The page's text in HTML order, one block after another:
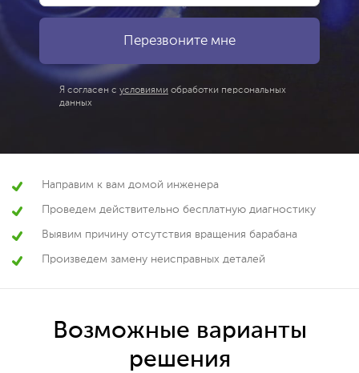
Я согласен с условиями обработки персональных
данных
Направим к вам домой инженера
Проведем действительно бесплатную диагностику
Выявим причину отсутствия вращения барабана
Произведем замену неисправных деталей
Возможные варианты
решения